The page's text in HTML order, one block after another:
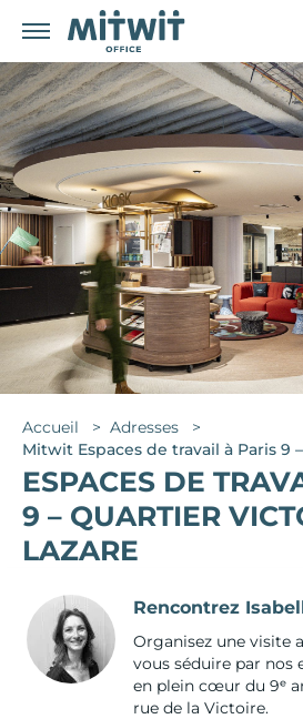
Accueil > Adresses
>
Mitwit Espaces de travail à Paris 9
ESPACES DE
9 – QUARTIER
LAZARE
Rencontrez
Organisez une visite
vous séduire par nos
en plein cœur du 9ᵉ
rue de la Victoire.